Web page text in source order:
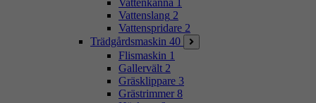
Vattenkanna 1
Vattenslang 2
Vattenspridare 2
Trädgårdsmaskin 40
Flismaskin 1
Gallervält 2
Gräsklippare 3
Grästrimmer 8